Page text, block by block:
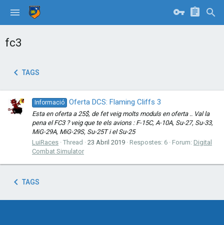
fc3
TAGS
Informació Oferta DCS: Flaming Cliffs 3
Esta en oferta a 25$, de fet veig molts moduls en oferta .. Val la
pena el FC3 ? veig que te els avions : F-15C, A-10A, Su-27, Su-33,
MiG-29A, MiG-29S, Su-25T i el Su-25
LuiRaces Thread 23 Abril 2019 Respostes: 6 Forum: Digital
Combat Simulator
TAGS